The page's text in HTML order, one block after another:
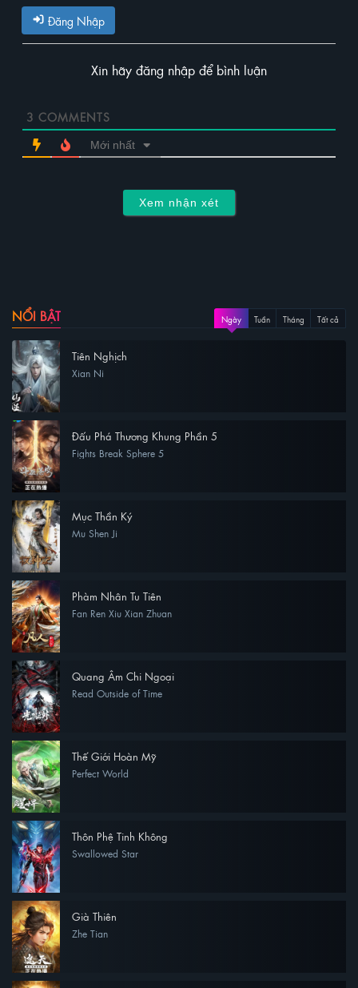
Đăng Nhập
Xin hãy đăng nhập để bình luận
3 COMMENTS
Mới nhất
Xem nhận xét
NỔI BẬT Ngày Tuần Tháng Tất cả
Tiên Nghịch
Xian Ni
Đấu Phá Thương Khung Phần 5
Fights Break Sphere 5
Mục Thần Ký
Mu Shen Ji
Phàm Nhân Tu Tiên
Fan Ren Xiu Xian Zhuan
Quang Âm Chi Ngoại
Read Outside of Time
Thế Giới Hoàn Mỹ
Perfect World
Thôn Phệ Tinh Không
Swallowed Star
Già Thiên
Zhe Tian